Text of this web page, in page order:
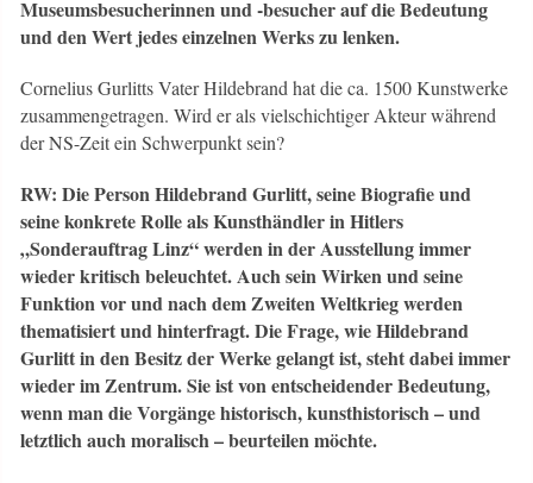
Museumsbesucherinnen und -besucher auf die Bedeutung
und den Wert jedes einzelnen Werks zu lenken.
Cornelius Gurlitts Vater Hildebrand hat die ca. 1500 Kunstwerke
zusammengetragen. Wird er als vielschichtiger Akteur während
der NS-Zeit ein Schwerpunkt sein?
RW: Die Person Hildebrand Gurlitt, seine Biografie und
seine konkrete Rolle als Kunsthändler in Hitlers
„Sonderauftrag Linz“ werden in der Ausstellung immer
wieder kritisch beleuchtet. Auch sein Wirken und seine
Funktion vor und nach dem Zweiten Weltkrieg werden
thematisiert und hinterfragt. Die Frage, wie Hildebrand
Gurlitt in den Besitz der Werke gelangt ist, steht dabei immer
wieder im Zentrum. Sie ist von entscheidender Bedeutung,
wenn man die Vorgänge historisch, kunsthistorisch – und
letztlich auch moralisch – beurteilen möchte.